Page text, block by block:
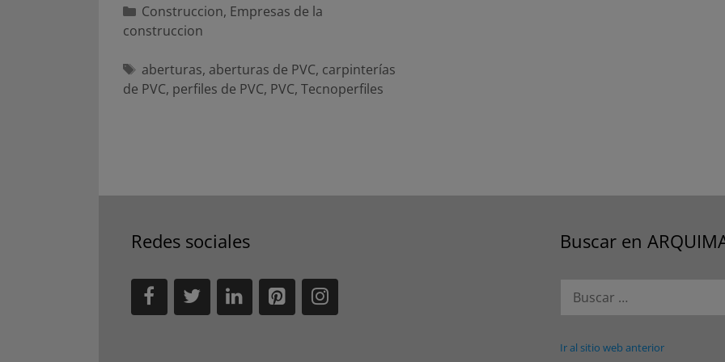
Categorías
Construccion, Empresas de la
construccion
Etiquetas
aberturas, aberturas de PVC, carpinterías
de PVC, perfiles de PVC, PVC, Tecnoperfiles
Redes sociales Buscar en
Ir al sitio web anterior